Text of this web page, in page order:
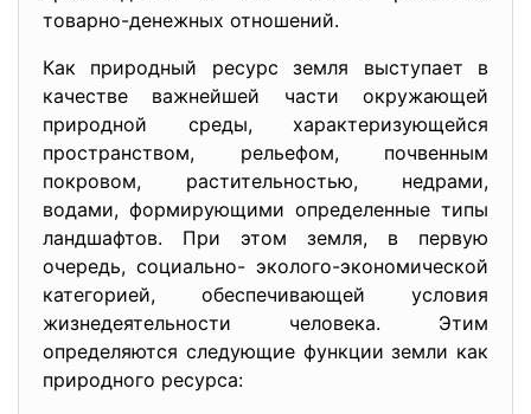
товарно-денежных отношений.
Как природный ресурс земля выступает в
качестве важнейшей части окружающей
природной среды, характеризующейся
пространством, рельефом, почвенным
покровом, растительностью, недрами,
водами, формирующими определенные типы
ландшафтов. При этом земля, в первую
очередь, социально- эколого-экономической
категорией, обеспечивающей условия
жизнедеятельности человека. Этим
определяются следующие функции земли как
природного ресурса: